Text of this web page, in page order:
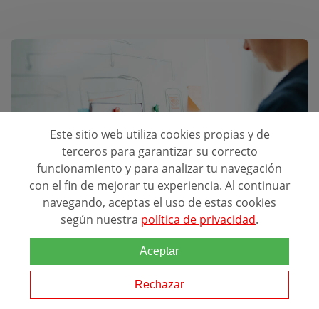
Publicidad
Estudios y experiencia laboral de KEY ACCOUNT
Este sitio web utiliza cookies propias y de
terceros para garantizar su correcto
funcionamiento y para analizar tu navegación
con el fin de mejorar tu experiencia. Al continuar
navegando, aceptas el uso de estas cookies
según nuestra política de privacidad.
Aceptar
Rechazar